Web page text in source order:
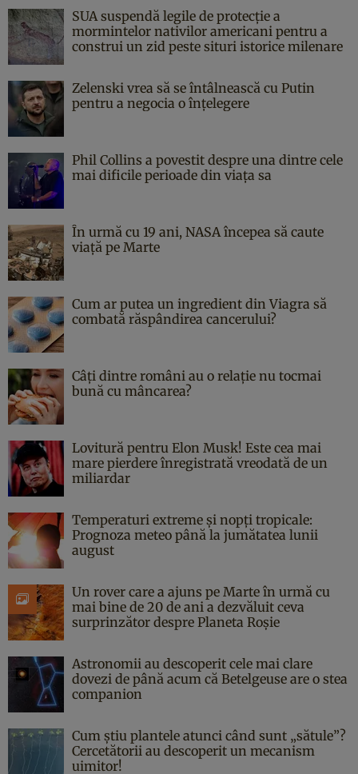
SUA suspendă legile de protecție a
mormintelor nativilor americani pentru a
construi un zid peste situri istorice milenare
Zelenski vrea să se întâlnească cu Putin
pentru a negocia o înțelegere
Phil Collins a povestit despre una dintre cele
mai dificile perioade din viața sa
În urmă cu 19 ani, NASA începea să caute
viaţă pe Marte
Cum ar putea un ingredient din Viagra să
combată răspândirea cancerului?
Câți dintre români au o relație nu tocmai
bună cu mâncarea?
Lovitură pentru Elon Musk! Este cea mai
mare pierdere înregistrată vreodată de un
miliardar
Temperaturi extreme și nopți tropicale:
Prognoza meteo până la jumătatea lunii
august
Un rover care a ajuns pe Marte în urmă cu
mai bine de 20 de ani a dezvăluit ceva
surprinzător despre Planeta Roșie
Astronomii au descoperit cele mai clare
dovezi de până acum că Betelgeuse are o stea
companion
Cum știu plantele atunci când sunt „sătule”?
Cercetătorii au descoperit un mecanism
uimitor!